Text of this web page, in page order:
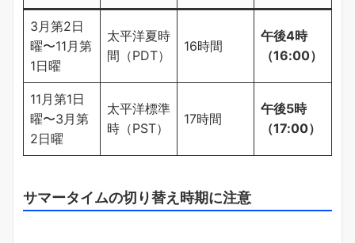
3月第2日
曜〜11月第
1日曜
太平洋夏時
間（PDT）
16時間
午後4時
（16:00）
11月第1日
曜〜3月第
2日曜
太平洋標準
時（PST）
17時間
午後5時
（17:00）
サマータイムの切り替え時期に注意